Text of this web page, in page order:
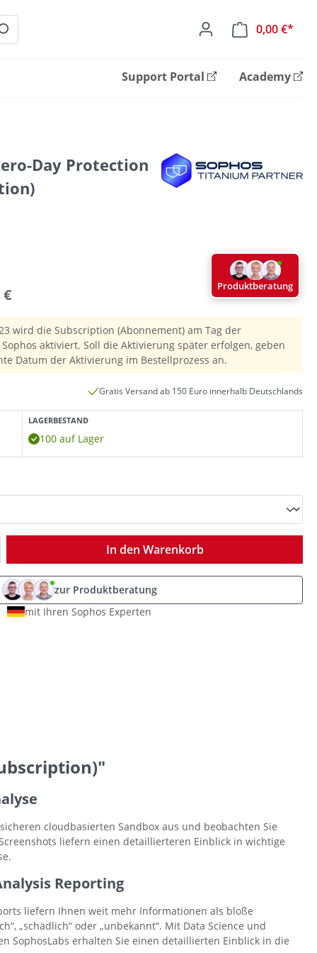
0,00 €*
Support Portal Academy
Day Protection
wird die Subscription (Abonnement) am Tag der
aktiviert. Soll die Aktivierung später erfolgen, geben
Datum der Aktivierung im Bestellprozess an.
Gratis Versand ab 150 Euro innerhalb Deutschlands
LAGERBESTAND
100 auf Lager
den gewünschten Wert ein oder
In den Warenkorb
zur Produktberatung
mit Ihren Sophos Experten
cloudbasierten Sandbox aus und beobachten Sie
liefern einen detaillierteren Einblick in wichtige
Reporting
liefern Ihnen weit mehr Informationen als bloße
„schädlich“ oder „unbekannt“. Mit Data Science und
SophosLabs erhalten Sie einen detaillierten Einblick in die
Produktberatung